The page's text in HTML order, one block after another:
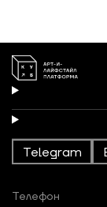
Telegram
Телефон